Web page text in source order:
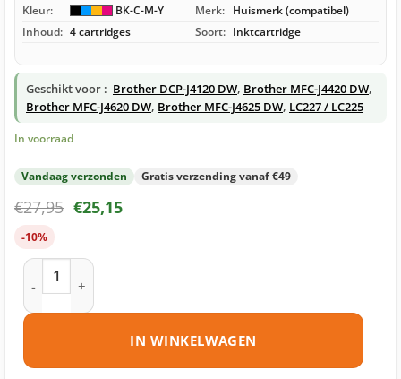
Kleur: BK-C-M-Y Merk: Huismerk (compatibel)
Inhoud: 4 cartridges Soort: Inktcartridge
Geschikt voor : Brother DCP-J4120 DW, Brother MFC-J4420 DW,
Brother MFC-J4620 DW, Brother MFC-J4625 DW, LC227 / LC225
In voorraad
Vandaag verzonden Gratis verzending vanaf €49
€27,95 €25,15
-10%
Brother LC227 / LC225 inktcartridges multipack (zwart + 3
IN WINKELWAGEN